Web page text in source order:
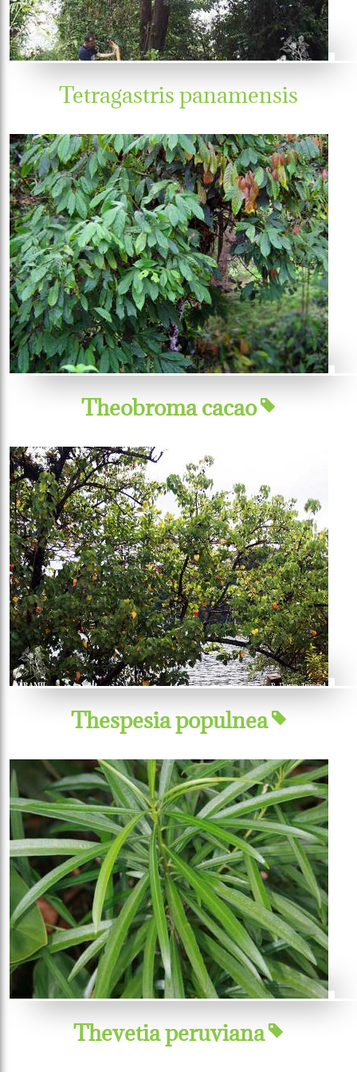
Tetragastris panamensis
Theobroma cacao
Thespesia populnea
Thevetia peruviana